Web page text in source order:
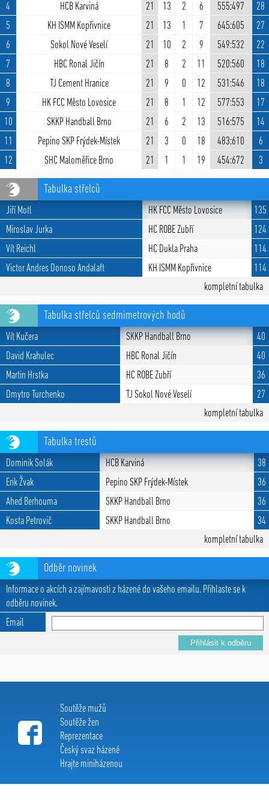
4
HCB Karviná 21 13 2 6 555:497
28
5
KH ISMM Kopřivnice 21 13 1 7 645:605
27
6
Sokol Nové Veselí 21 10 2 9 549:532
22
7
HBC Ronal Jičín 21 8 2 11 520:560
18
8
TJ Cement Hranice 21 9 0 12 531:546
18
9
HK FCC Město Lovosice 21 8 1 12 577:553
17
10
SKKP Handball Brno 21 6 2 13 516:575
14
11
Pepino SKP Frýdek-Místek 21 3 0 18 483:610
6
12
SHC Maloměřice Brno 21 1 1 19 454:672 3
Tabulka střelců
Jiří Motl HK FCC Město Lovosice
135
Miroslav Jurka
HC ROBE Zubří
124
Vít Reichl
HC Dukla Praha
114
Victor Andres Donoso Andalaft
KH ISMM Kopřivnice
114
kompletní tabulka
Tabulka střelců sedmimetrových hodů
Vít Kučera SKKP Handball Brno
40
David Krahulec
HBC Ronal Jičín
40
Martin Hrstka
HC ROBE Zubří
36
Dmytro Turchenko
TJ Sokol Nové Veselí
27
kompletní tabulka
Tabulka trestů
Dominik Solák HCB Karviná
38
Erik Žvak
Pepino SKP Frýdek-Místek
36
Ahed Berhouma
SKKP Handball Brno
36
Kosta Petrovič
SKKP Handball Brno
34
kompletní tabulka
Odběr novinek
Informace o akcích a zajímavosti z házené do vašeho emailu. Přihlaste se k
odběru novinek.
Email
Soutěže mužů
Soutěže žen
Reprezentace
Český svaz házené
Hrajte miniházenou